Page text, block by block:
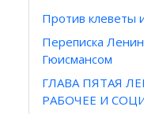
Против клеветы
Переписка
Гюисмансом
ГЛАВА ПЯТАЯ
РАБОЧЕЕ И